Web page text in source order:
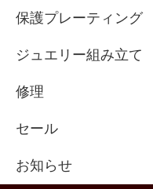
保護プレーティング
ジュエリー組み立て
修理
セール
お知らせ